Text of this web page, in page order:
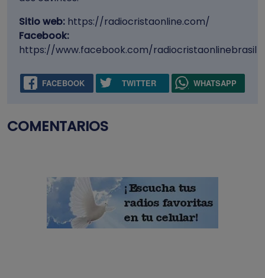
Sitio web: https://radiocristaonline.com/
Facebook:
https://www.facebook.com/radiocristaonlinebrasil
FACEBOOK TWITTER WHATSAPP
COMENTARIOS